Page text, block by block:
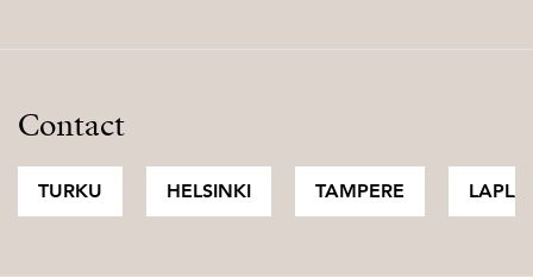
Contact
TURKU HELSINKI TAMPERE